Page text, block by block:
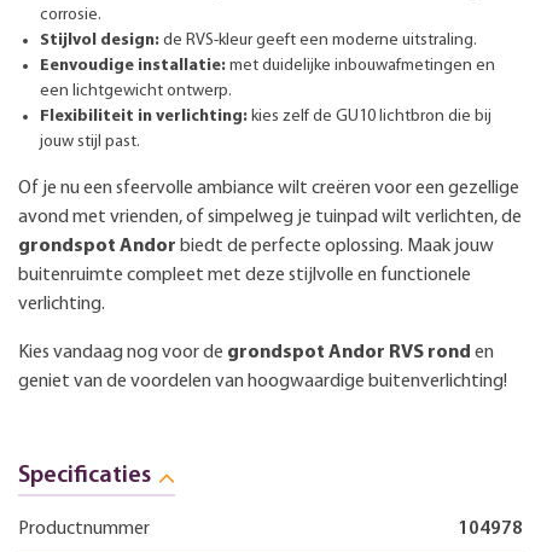
corrosie.
Stijlvol design: de RVS-kleur geeft een moderne uitstraling.
Eenvoudige installatie: met duidelijke inbouwafmetingen en
een lichtgewicht ontwerp.
Flexibiliteit in verlichting: kies zelf de GU10 lichtbron die bij
jouw stijl past.
Of je nu een sfeervolle ambiance wilt creëren voor een gezellige
avond met vrienden, of simpelweg je tuinpad wilt verlichten, de
grondspot Andor biedt de perfecte oplossing. Maak jouw
buitenruimte compleet met deze stijlvolle en functionele
verlichting.
Kies vandaag nog voor de grondspot Andor RVS rond en
geniet van de voordelen van hoogwaardige buitenverlichting!
Specificaties
Productnummer 104978